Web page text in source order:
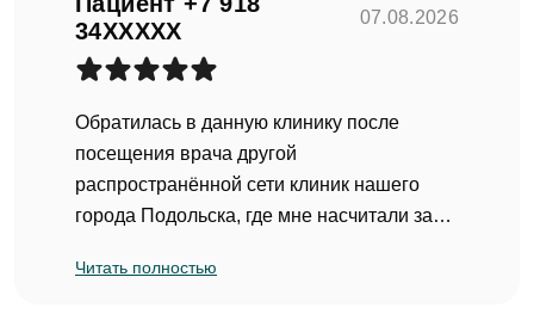
34XXXXX
07.08.2026
Обратилась в данную клинику после
посещения врача другой
распространённой сети клиник нашего
города Подольска, где мне насчитали за
небольшим сколом зуба) аж на 60 тысяч.
Читать полностью